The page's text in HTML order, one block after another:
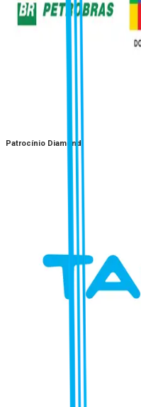
Patrocínio Diamond